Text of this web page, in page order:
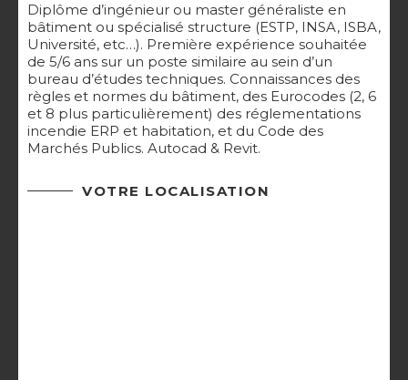
Diplôme d’ingénieur ou master généraliste en
bâtiment ou spécialisé structure (ESTP, INSA, ISBA,
Université, etc…). Première expérience souhaitée
de 5/6 ans sur un poste similaire au sein d’un
bureau d’études techniques. Connaissances des
règles et normes du bâtiment, des Eurocodes (2, 6
et 8 plus particulièrement) des réglementations
incendie ERP et habitation, et du Code des
Marchés Publics. Autocad & Revit.
VOTRE LOCALISATION